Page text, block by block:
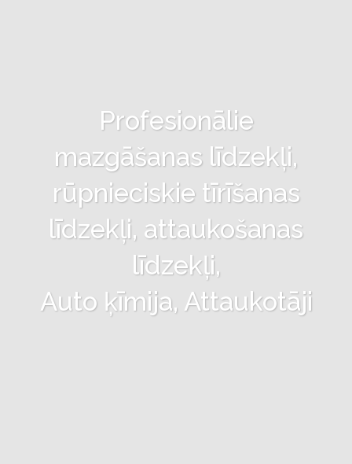
Profesionālie
mazgāšanas līdzekļi,
rūpnieciskie tīrīšanas
līdzekļi, attaukošanas
līdzekļi,
Auto ķīmija, Attaukotāji